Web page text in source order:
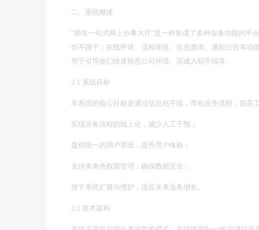
二、系统概述
“师生一站式网上办事大厅”是一种集成了多种业务功能的
但不限于：在线申请、流程审批、信息查询、通知公告等功
用于引导他们快速熟悉公司环境、完成入职手续等。
2.1 系统目标
本系统的核心目标是通过信息化手段，简化业务流程，提高
实现业务流程的线上化，减少人工干预；
提供统一的用户界面，提升用户体验；
支持多角色权限管理，确保数据安全；
便于系统扩展与维护，适应未来业务增长。
2.2 技术架构